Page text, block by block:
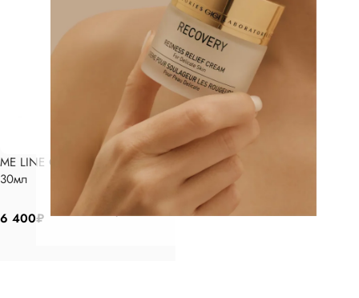
ME LINE Сыворотка гидратант
30мл
6 400₽
В корзину